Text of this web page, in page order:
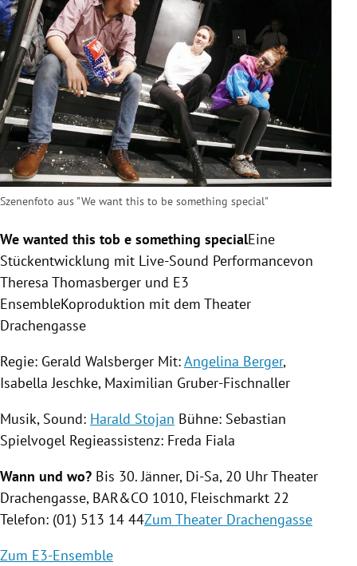
Szenenfoto aus "We want this to be something special"
We wanted this tob e something specialEine
Stückentwicklung mit Live-Sound Performancevon
Theresa Thomasberger und E3
EnsembleKoproduktion mit dem Theater
Drachengasse
Regie: Gerald Walsberger Mit:Angelina Berger,
Isabella Jeschke, Maximilian Gruber-Fischnaller
Musik, Sound: Harald Stojan Bühne: Sebastian
Spielvogel Regieassistenz: Freda Fiala
Wann und wo? Bis 30. Jänner, Di-Sa, 20 Uhr Theater
Drachengasse, BAR&CO 1010, Fleischmarkt 22
Telefon: (01) 513 14 44Zum Theater Drachengasse
Zum E3-Ensemble